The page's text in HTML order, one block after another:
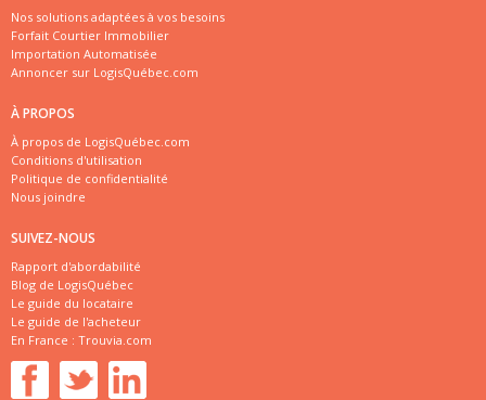
Nos solutions adaptées à vos besoins
Forfait Courtier Immobilier
Importation Automatisée
Annoncer sur LogisQuébec.com
À PROPOS
À propos de LogisQuébec.com
Conditions d'utilisation
Politique de confidentialité
Nous joindre
SUIVEZ-NOUS
Rapport d'abordabilité
Blog de LogisQuébec
Le guide du locataire
Le guide de l'acheteur
En France : Trouvia.com